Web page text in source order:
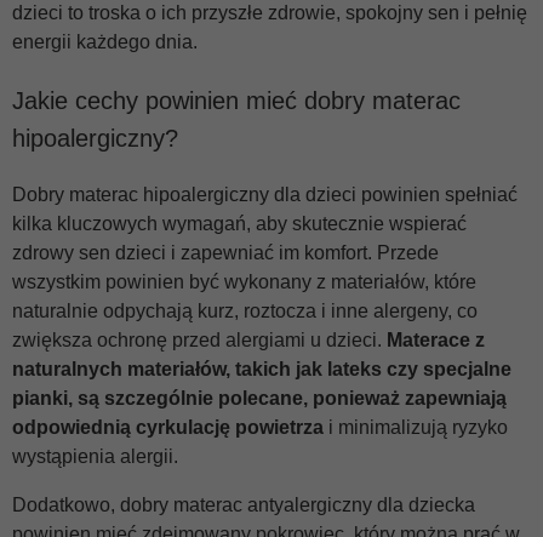
dzieci to troska o ich przyszłe zdrowie, spokojny sen i pełnię
energii każdego dnia.
Jakie cechy powinien mieć dobry materac
hipoalergiczny?
Dobry materac hipoalergiczny dla dzieci powinien spełniać
kilka kluczowych wymagań, aby skutecznie wspierać
zdrowy sen dzieci i zapewniać im komfort. Przede
wszystkim powinien być wykonany z materiałów, które
naturalnie odpychają kurz, roztocza i inne alergeny, co
zwiększa ochronę przed alergiami u dzieci. Materace z
naturalnych materiałów, takich jak lateks czy specjalne
pianki, są szczególnie polecane, ponieważ zapewniają
odpowiednią cyrkulację powietrza i minimalizują ryzyko
wystąpienia alergii.
Dodatkowo, dobry materac antyalergiczny dla dziecka